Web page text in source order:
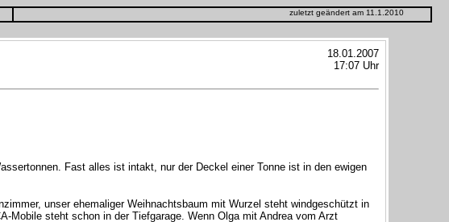
zuletzt geändert am 11.1.2010
18.01.2007
17:07 Uhr
Fast alles ist intakt, nur der Deckel einer Tonne ist in den ewigen
unser ehemaliger Weihnachtsbaum mit Wurzel steht windgeschützt in
Mobile steht schon in der Tiefgarage. Wenn Olga mit Andrea vom Arzt